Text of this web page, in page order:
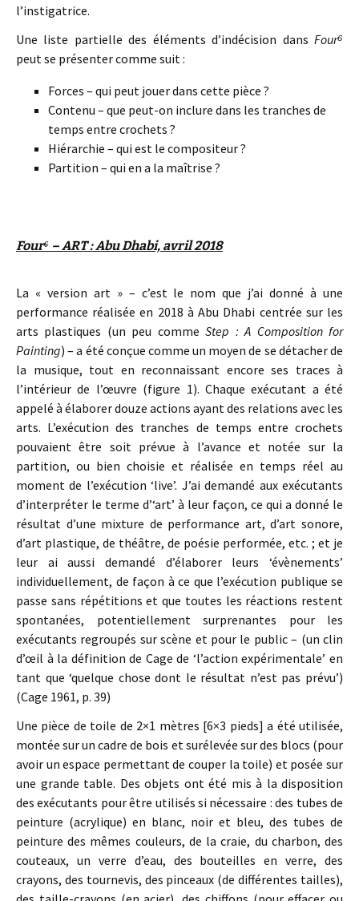
l’instigatrice.
Une liste partielle des éléments d’indécision dans Four⁶
peut se présenter comme suit :
Forces – qui peut jouer dans cette pièce ?
Contenu – que peut-on inclure dans les tranches de
temps entre crochets ?
Hiérarchie – qui est le compositeur ?
Partition – qui en a la maîtrise ?
Four⁶ – ART : Abu Dhabi, avril 2018
La « version art » – c’est le nom que j’ai donné à une
performance réalisée en 2018 à Abu Dhabi centrée sur les
arts plastiques (un peu commeStep : A Composition for
Painting) – a été conçue comme un moyen de se détacher de
la musique, tout en reconnaissant encore ses traces à
l’intérieur de l’œuvre (figure 1). Chaque exécutant a été
appelé à élaborer douze actions ayant des relations avec les
arts. L’exécution des tranches de temps entre crochets
pouvaient être soit prévue à l’avance et notée sur la
partition, ou bien choisie et réalisée en temps réel au
moment de l’exécution ‘live’. J’ai demandé aux exécutants
d’interpréter le terme d’‘art’ à leur façon, ce qui a donné le
résultat d’une mixture de performance art, d’art sonore,
d’art plastique, de théâtre, de poésie performée, etc. ; et je
leur ai aussi demandé d’élaborer leurs ‘évènements’
individuellement, de façon à ce que l’exécution publique se
passe sans répétitions et que toutes les réactions restent
spontanées, potentiellement surprenantes pour les
exécutants regroupés sur scène et pour le public – (un clin
d’œil à la définition de Cage de ‘l’action expérimentale’ en
tant que ‘quelque chose dont le résultat n’est pas prévu’)
(Cage 1961, p. 39)
Une pièce de toile de 2×1 mètres [6×3 pieds] a été utilisée,
montée sur un cadre de bois et surélevée sur des blocs (pour
avoir un espace permettant de couper la toile) et posée sur
une grande table. Des objets ont été mis à la disposition
des exécutants pour être utilisés si nécessaire : des tubes de
peinture (acrylique) en blanc, noir et bleu, des tubes de
peinture des mêmes couleurs, de la craie, du charbon, des
couteaux, un verre d’eau, des bouteilles en verre, des
crayons, des tournevis, des pinceaux (de différentes tailles),